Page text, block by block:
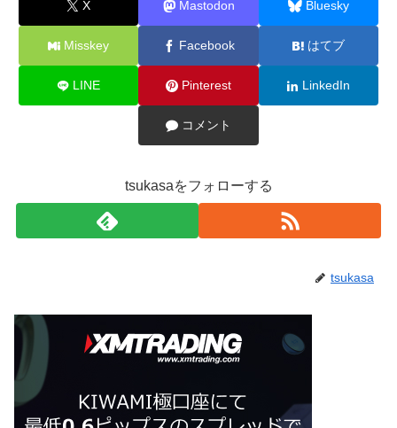
X Mastodon Bluesky
Misskey Facebook はてブ
LINE Pinterest LinkedIn
コメント
tsukasaをフォローする
tsukasa